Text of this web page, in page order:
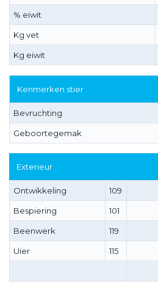
% eiwit
Kg vet
Kg eiwit
Kenmerken stier
Bevruchting
Geboortegemak
Exterieur
Ontwikkeling 109
Bespiering 101
Beenwerk 119
Uier 115